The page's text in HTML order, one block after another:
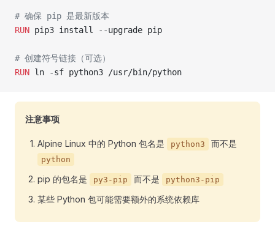
# 确保 pip 是最新版本
RUN pip3 install --upgrade pip
# 创建符号链接（可选）
RUN ln -sf python3 /usr/bin/python
注意事项
Alpine Linux 中的 Python 包名是 python3 而不是
python
pip 的包名是 py3-pip 而不是 python3-pip
某些 Python 包可能需要额外的系统依赖库